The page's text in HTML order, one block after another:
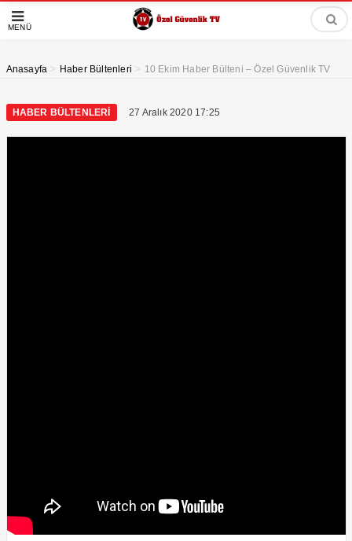
MENÜ
Anasayfa > Haber Bültenleri > 10 Ekim Haber Bülteni – Özel Güvenlik TV
HABER BÜLTENLERI 27 Aralık 2020 17:25